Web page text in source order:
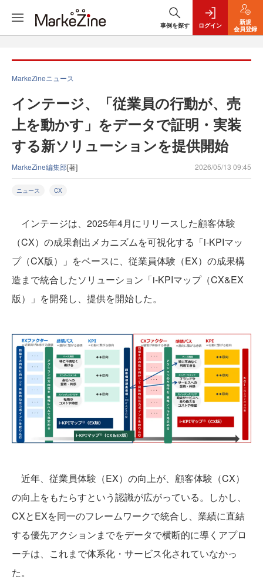
事例を探す ログイン
新規
会員登録
MarkeZineニュース
インテージ、「従業員の行動が、売
上を動かす」をデータで証明・実装
する新ソリューションを提供開始
MarkeZine編集部[著] 2026/05/13 09:45
ニュース CX
インテージは、2025年4月にリリースした顧客体験
（CX）の成果創出メカニズムを可視化する「i-KPIマッ
プ（CX版）」をベースに、従業員体験（EX）の成果構
造まで統合したソリューション「i-KPIマップ（CX&EX
版）」を開発し、提供を開始した。
近年、従業員体験（EX）の向上が、顧客体験（CX）
の向上をもたらすという認識が広がっている。しかし、
CXとEXを同一のフレームワークで統合し、業績に直結
する優先アクションまでをデータで横断的に導くアプロ
ーチは、これまで体系化・サービス化されていなかっ
た。